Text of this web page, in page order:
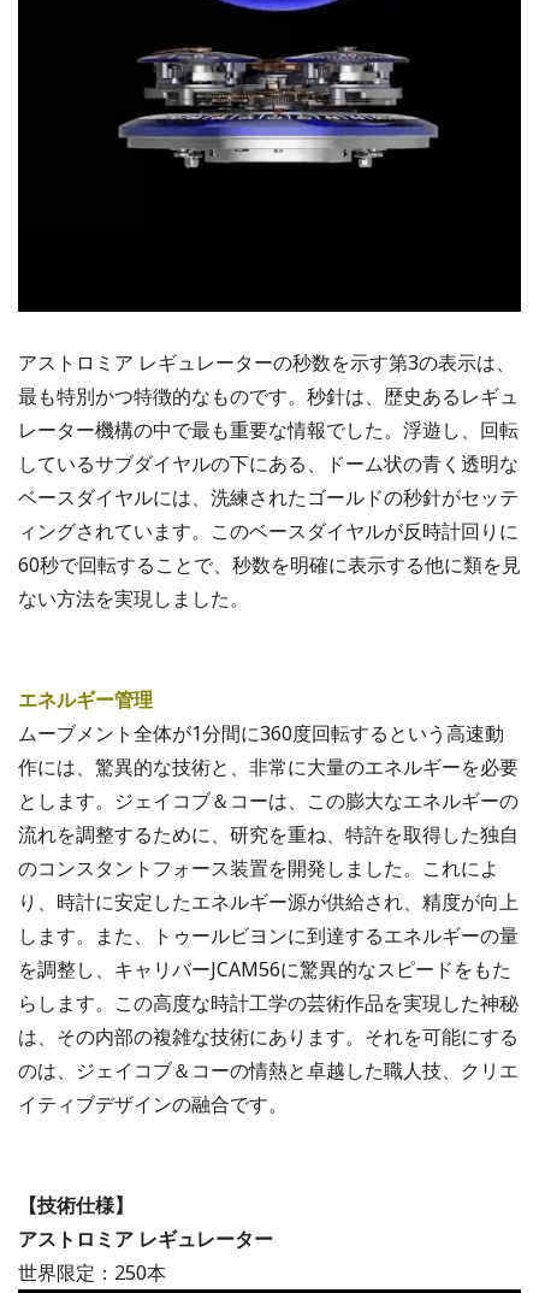
アストロミア レギュレーターの秒数を示す第3の表示は、
最も特別かつ特徴的なものです。秒針は、歴史あるレギュ
レーター機構の中で最も重要な情報でした。浮遊し、回転
しているサブダイヤルの下にある、ドーム状の青く透明な
ベースダイヤルには、洗練されたゴールドの秒針がセッテ
ィングされています。このベースダイヤルが反時計回りに
60秒で回転することで、秒数を明確に表示する他に類を見
ない方法を実現しました。
エネルギー管理
ムーブメント全体が1分間に360度回転するという高速動
作には、驚異的な技術と、非常に大量のエネルギーを必要
とします。ジェイコブ＆コーは、この膨大なエネルギーの
流れを調整するために、研究を重ね、特許を取得した独自
のコンスタントフォース装置を開発しました。これによ
り、時計に安定したエネルギー源が供給され、精度が向上
します。また、トゥールビヨンに到達するエネルギーの量
を調整し、キャリバーJCAM56に驚異的なスピードをもた
らします。この高度な時計工学の芸術作品を実現した神秘
は、その内部の複雑な技術にあります。それを可能にする
のは、ジェイコブ＆コーの情熱と卓越した職人技、クリエ
イティブデザインの融合です。
【技術仕様】
アストロミア レギュレーター
世界限定：250本